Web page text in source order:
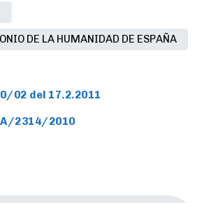
DE LA HUMANIDAD DE ESPAÑA
02 del 17.2.2011
2314/2010